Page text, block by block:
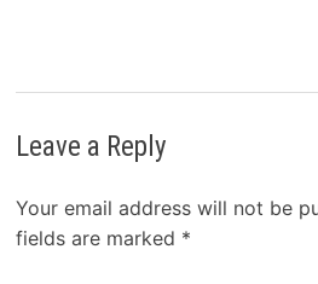
Leave a Reply
Your email address will not be
fields are marked *